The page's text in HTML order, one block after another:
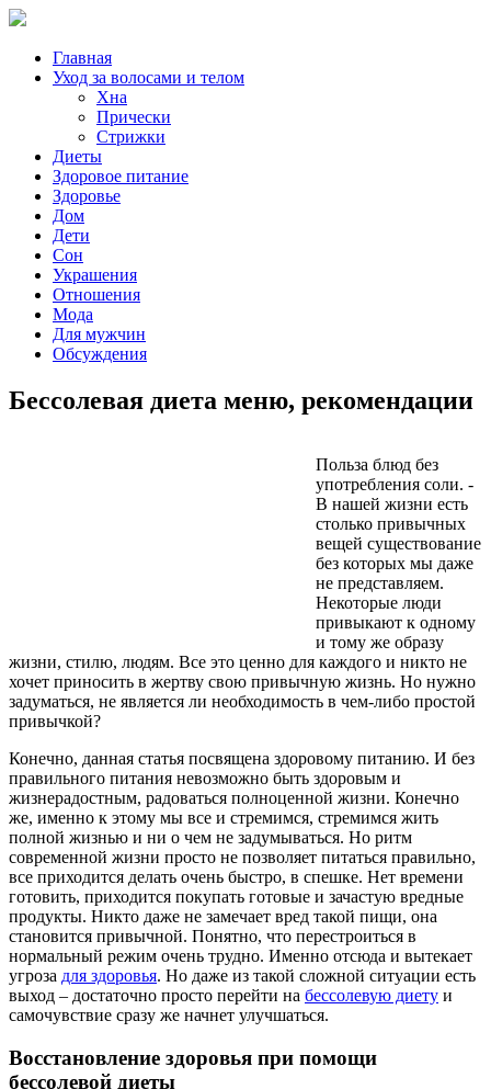
Главная
Уход за волосами и телом
Хна
Прически
Стрижки
Диеты
Здоровое питание
Здоровье
Дом
Дети
Сон
Украшения
Отношения
Мода
Для мужчин
Обсуждения
Бессолевая диета меню, рекомендации
Польза блюд без
употребления соли. -
В нашей жизни есть
столько привычных
вещей существование
без которых мы даже
не представляем.
Некоторые люди
привыкают к одному
и тому же образу
жизни, стилю, людям. Все это ценно для каждого и никто не
хочет приносить в жертву свою привычную жизнь. Но нужно
задуматься, не является ли необходимость в чем-либо простой
привычкой?
Конечно, данная статья посвящена здоровому питанию. И без
правильного питания невозможно быть здоровым и
жизнерадостным, радоваться полноценной жизни. Конечно
же, именно к этому мы все и стремимся, стремимся жить
полной жизнью и ни о чем не задумываться. Но ритм
современной жизни просто не позволяет питаться правильно,
все приходится делать очень быстро, в спешке. Нет времени
готовить, приходится покупать готовые и зачастую вредные
продукты. Никто даже не замечает вред такой пищи, она
становится привычной. Понятно, что перестроиться в
нормальный режим очень трудно. Именно отсюда и вытекает
угроза для здоровья. Но даже из такой сложной ситуации есть
выход – достаточно просто перейти на бессолевую диету и
самочувствие сразу же начнет улучшаться.
Восстановление здоровья при помощи
бессолевой диеты